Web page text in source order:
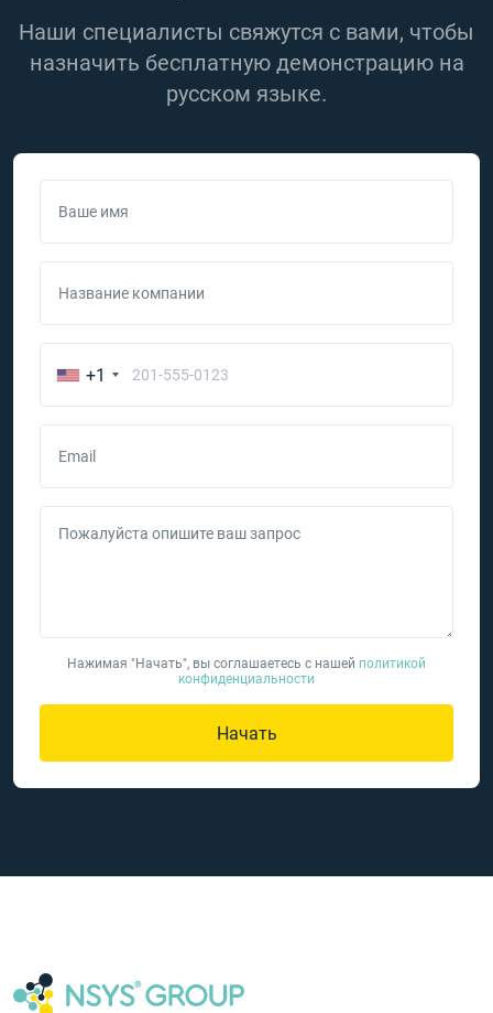
Наши специалисты свяжутся с вами, чтобы
назначить бесплатную демонстрацию на
русском языке.
Ваше имя
Название компании
+1
Email
Пожалуйста опишите ваш запрос
Нажимая "Начать", вы соглашаетесь с нашей политикой
конфиденциальности
Начать